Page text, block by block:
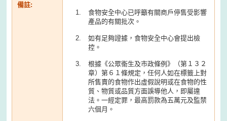
備註:
食物安全中心已呼籲有關商戶停售受影響
產品的有關批次。
如有足夠證據，食物安全中心會提出檢
控。
根據《公眾衞生及市政條例》（第１３２
章）第６１條規定，任何人如在標籤上對
所售賣的食物作出虛假說明或在食物的性
質、物質或品質方面誤導他人，即屬違
法。一經定罪，最高罰款為五萬元及監禁
六個月。